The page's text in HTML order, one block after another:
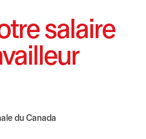
salaire
du Canada